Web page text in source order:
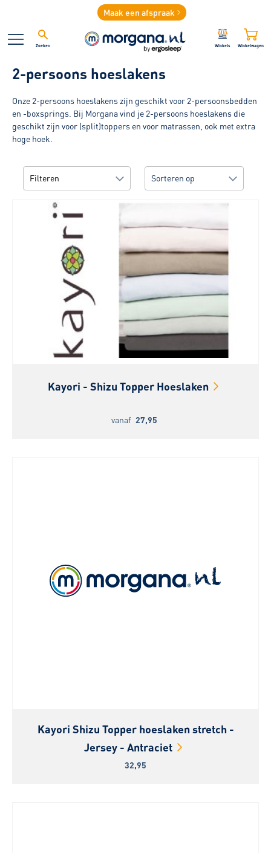
Maak een afspraak
Zoeken Winkels Winkelwagen
2-persoons hoeslakens
Onze 2-persoons hoeslakens zijn geschikt voor 2-persoonsbedden
en -boxsprings. Bij Morgana vind je 2-persoons hoeslakens die
geschikt zijn voor (split)toppers en voor matrassen, ook met extra
hoge hoek.
Filteren Sorteren op
Kayori - Shizu Topper Hoeslaken
vanaf 27,95
Kayori Shizu Topper hoeslaken stretch -
Jersey - Antraciet
32,95